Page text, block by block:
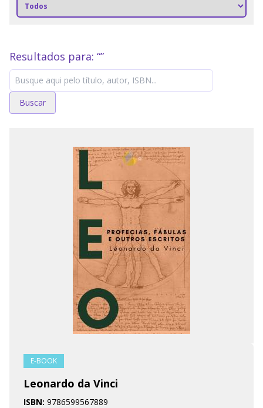
Resultados para: “”
Buscar
E-BOOK
Leonardo da Vinci
ISBN: 9786599567889